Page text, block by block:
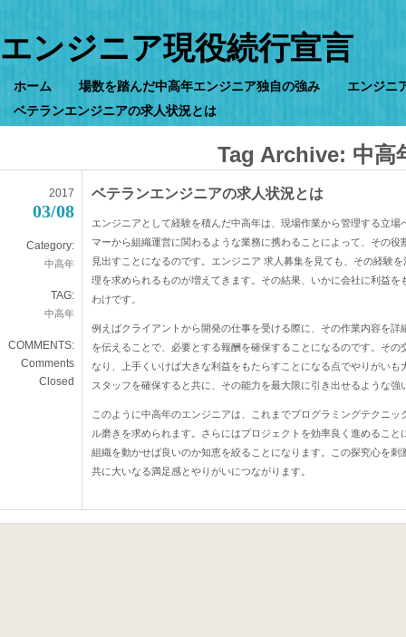
エンジニア現役続行宣言
ホーム 場数を踏んだ中高年エンジニア独自の強み
エンジニ
ベテランエンジニアの求人状況とは
Tag Archive: 中高
2017
03/08
Category:
中高年
TAG:
中高年
COMMENTS:
Comments
Closed
ベテランエンジニアの求人状況とは
エンジニアとして経験を積んだ中高年は、現場作業から管理する立
マーから組織運営に関わるような業務に携わることによって、その
見出すことになるのです。エンジニア 求人募集を見ても、その経験
理を求められるものが増えてきます。その結果、いかに会社に利益
わけです。
例えばクライアントから開発の仕事を受ける際に、その作業内容を
を伝えることで、必要とする報酬を確保することになるのです。そ
なり、上手くいけば大きな利益をもたらすことになる点でやりがい
スタッフを確保すると共に、その能力を最大限に引き出せるような強
このように中高年のエンジニアは、これまでプログラミングテクニ
ル磨きを求められます。さらにはプロジェクトを効率良く進めるこ
組織を動かせば良いのか知恵を絞ることになります。この探究心を
共に大いなる満足感とやりがいにつながります。